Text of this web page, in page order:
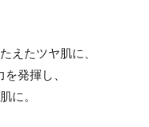
えたツヤ肌に、
発揮し、
に。